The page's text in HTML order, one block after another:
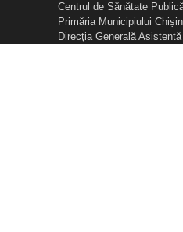
Centrul de Sănătate
Primăria Municipiului
Direcţia Generală